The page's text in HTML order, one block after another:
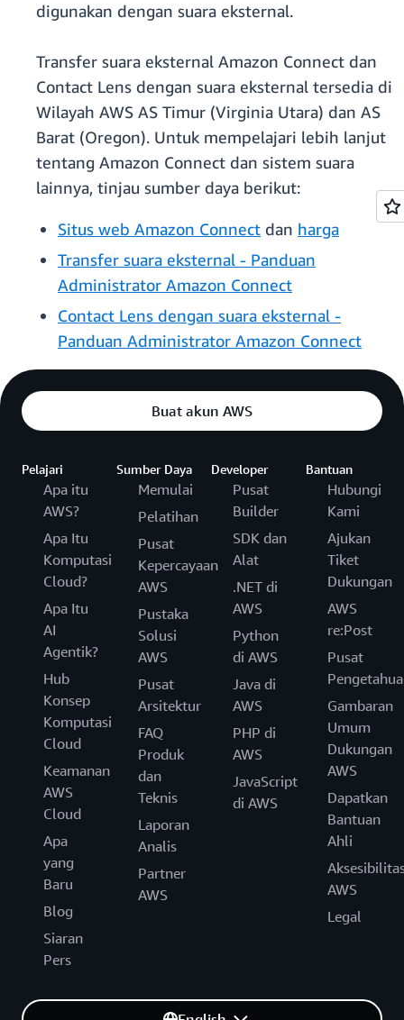
digunakan dengan suara eksternal.
Transfer suara eksternal Amazon Connect dan
Contact Lens dengan suara eksternal tersedia di
Wilayah AWS AS Timur (Virginia Utara) dan AS
Barat (Oregon). Untuk mempelajari lebih lanjut
tentang Amazon Connect dan sistem suara
lainnya, tinjau sumber daya berikut:
Situs web Amazon Connect dan harga
Transfer suara eksternal - Panduan
Administrator Amazon Connect
Contact Lens dengan suara eksternal -
Panduan Administrator Amazon Connect
Buat akun AWS
Pelajari
Apa itu
AWS?
Apa Itu
Komputasi
Cloud?
Apa Itu
AI
Agentik?
Hub
Konsep
Komputasi
Cloud
Keamanan
AWS
Cloud
Apa
yang
Baru
Blog
Siaran
Pers
Sumber Daya
Memulai
Pelatihan
Pusat
Kepercayaan
AWS
Pustaka
Solusi
AWS
Pusat
Arsitektur
FAQ
Produk
dan
Teknis
Laporan
Analis
Partner
AWS
Developer
Pusat
Builder
SDK dan
Alat
.NET di
AWS
Python
di AWS
Java di
AWS
PHP di
AWS
JavaScript
di AWS
Bantuan
Hubungi
Kami
Ajukan
Tiket
Dukungan
AWS
re:Post
Pusat
Gambaran
Umum
Dukungan
AWS
Dapatkan
Bantuan
Ahli
AWS
Legal